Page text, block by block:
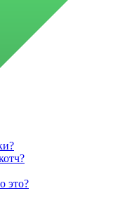
запахов
изделий
средства
средства
это?